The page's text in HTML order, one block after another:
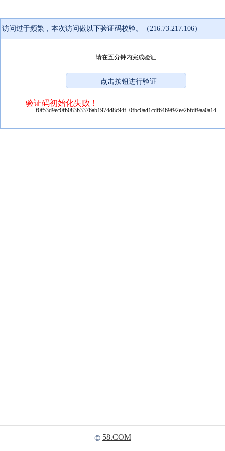
访问过于频繁，本次访问做以下验证码校验。（216.73.217.106）
请在五分钟内完成验证
验证码初始化失败！
f0f53d9ec0fb083b3376ab1974d8c94f_0fbc0ad1cdf6469f92ee2bfdf9aa0a14
© 58.COM